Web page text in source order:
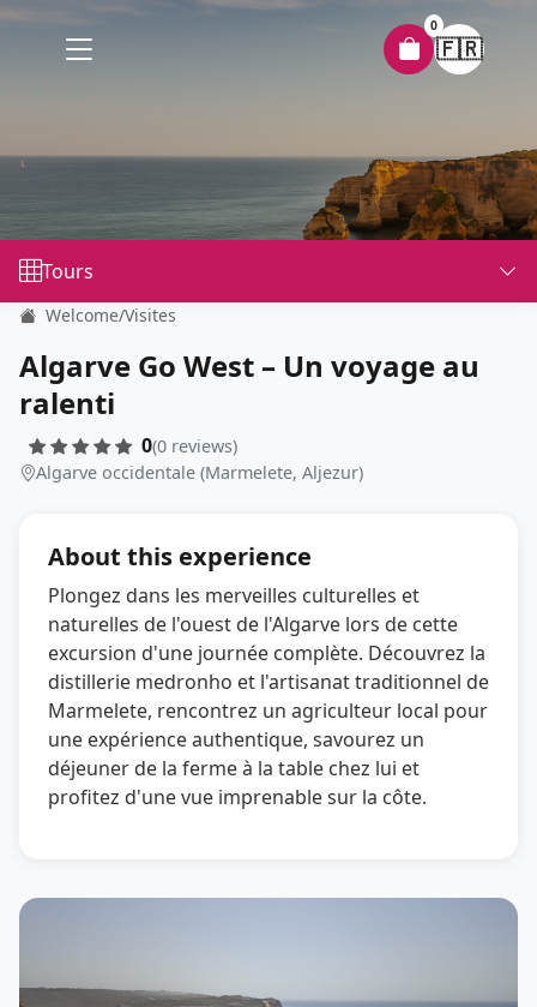
0
🇫🇷
Tours
Welcome/Visites
Algarve Go West – Un voyage au
ralenti
0(0 reviews)
Algarve occidentale (Marmelete, Aljezur)
About this experience
Plongez dans les merveilles culturelles et
naturelles de l'ouest de l'Algarve lors de cette
excursion d'une journée complète. Découvrez la
distillerie medronho et l'artisanat traditionnel de
Marmelete, rencontrez un agriculteur local pour
une expérience authentique, savourez un
déjeuner de la ferme à la table chez lui et
profitez d'une vue imprenable sur la côte.